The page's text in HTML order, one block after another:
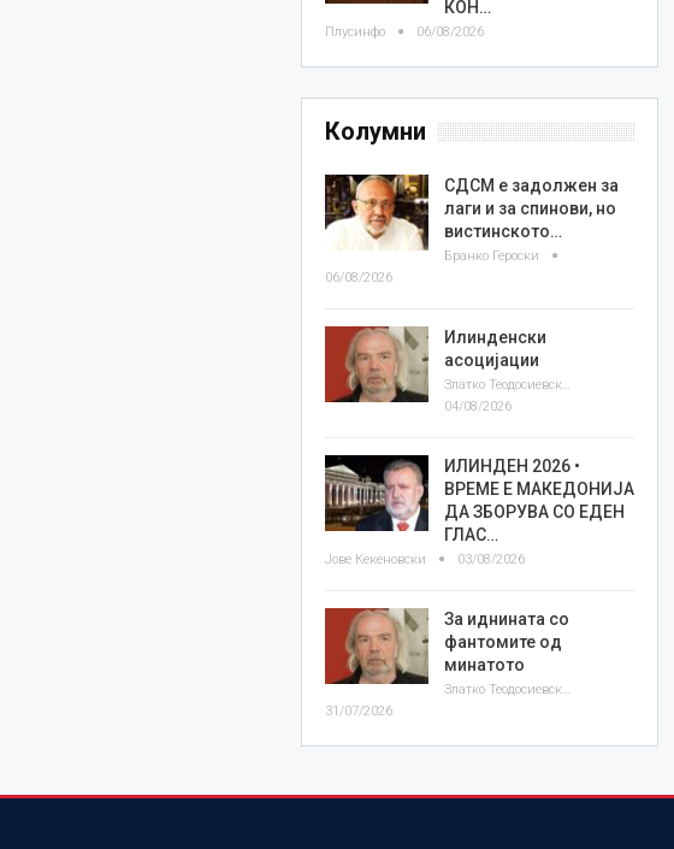
КОН…
Плусинфо 06/08/2026
Колумни
СДСМ е задолжен за
лаги и за спинови, но
вистинското…
Бранко Героски
06/08/2026
Илинденски
асоцијации
Златко Теодосиевски
04/08/2026
ИЛИНДЕН 2026 •
ВРЕМЕ Е МАКЕДОНИЈА
ДА ЗБОРУВА СО ЕДЕН
ГЛАС…
Јове Кекеновски 03/08/2026
За иднината со
фантомите од
минатото
Златко Теодосиевски
31/07/2026